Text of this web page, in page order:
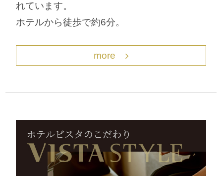
れています。
ホテルから徒歩で約6分。
more